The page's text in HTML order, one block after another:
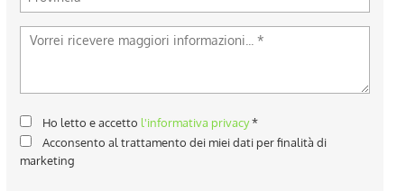
Ho letto e accetto l'informativa privacy*
Acconsento al trattamento dei miei dati per finalità di
marketing